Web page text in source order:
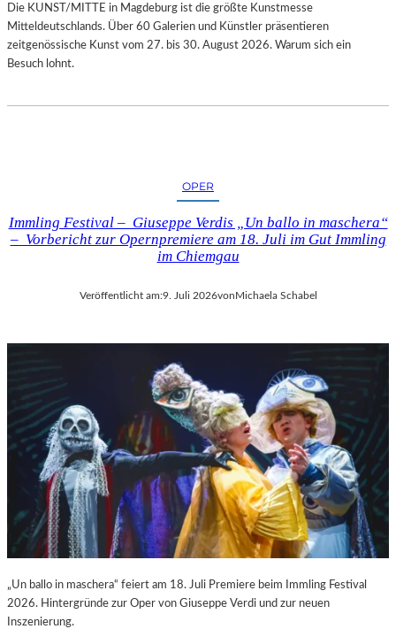
Die KUNST/MITTE in Magdeburg ist die größte Kunstmesse
Mitteldeutschlands. Über 60 Galerien und Künstler präsentieren
zeitgenössische Kunst vom 27. bis 30. August 2026. Warum sich ein
Besuch lohnt.
OPER
Immling Festival – Giuseppe Verdis „Un ballo in maschera“
– Vorbericht zur Opernpremiere am 18. Juli im Gut Immling
im Chiemgau
Veröffentlicht am:9. Juli 2026vonMichaela Schabel
„Un ballo in maschera“ feiert am 18. Juli Premiere beim Immling Festival
2026. Hintergründe zur Oper von Giuseppe Verdi und zur neuen
Inszenierung.